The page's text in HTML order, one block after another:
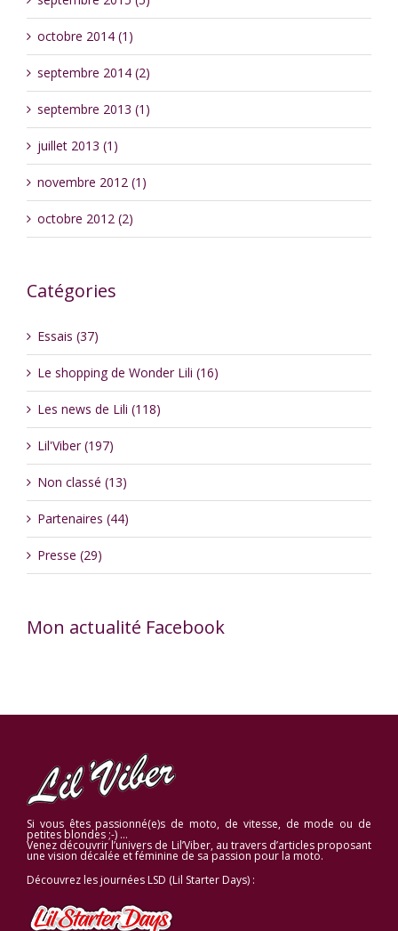
octobre 2014 (1)
septembre 2014 (2)
septembre 2013 (1)
juillet 2013 (1)
novembre 2012 (1)
octobre 2012 (2)
Catégories
Essais (37)
Le shopping de Wonder Lili (16)
Les news de Lili (118)
Lil'Viber (197)
Non classé (13)
Partenaires (44)
Presse (29)
Mon actualité Facebook
Si vous êtes passionné(e)s de moto, de vitesse, de mode ou de
petites blondes ;-) …
Venez découvrir l’univers de Lil’Viber, au travers d’articles proposant
une vision décalée et féminine de sa passion pour la moto.
Découvrez les journées LSD (Lil Starter Days) :